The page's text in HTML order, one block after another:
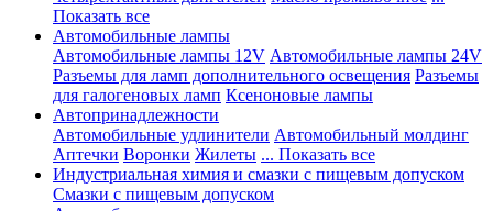
Показать все
Автомобильные лампы
Автомобильные лампы 12V Автомобильные лампы 24V
Разъемы для ламп дополнительного освещения Разъемы
для галогеновых ламп Ксеноновые лампы
Автопринадлежности
Автомобильные удлинители Автомобильный молдинг
Аптечки Воронки Жилеты ... Показать все
Индустриальная химия и смазки с пищевым допуском
Смазки с пищевым допуском